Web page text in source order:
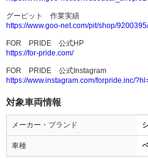
グーピット 作業実績
https://www.goo-net.com/pit/shop/
FOR PRIDE 公式HP
https://for-pride.com/
FOR PRIDE 公式Instagram
https://www.instagram.com/forpride.inc/
対象車両情報
メーカー・ブランド
車種